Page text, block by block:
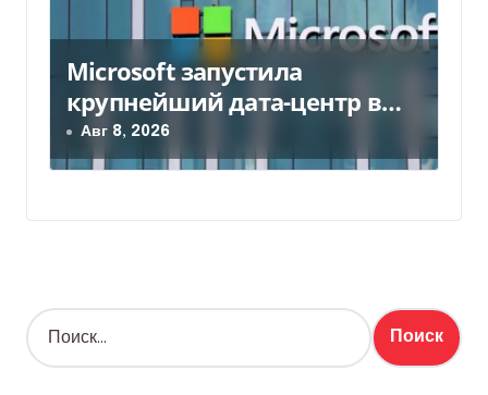
Microsoft запустила
крупнейший дата-центр в
Индии за $20,5 миллиарда
Авг 8, 2026
Н
а